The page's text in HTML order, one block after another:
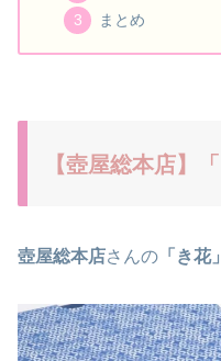
まとめ
【壺屋総本店】
壺屋総本店さんの 「き花」